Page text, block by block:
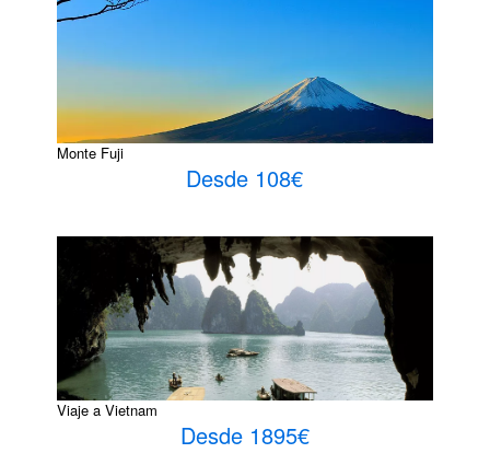
Monte Fuji
Desde 108€
Viaje a Vietnam
Desde 1895€